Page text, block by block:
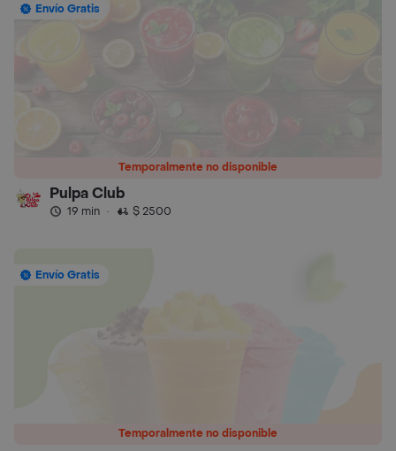
Temporalmente no disponible
Envío Gratis
Pulpa Club
19 min · $ 2500
Temporalmente no disponible
Envío Gratis